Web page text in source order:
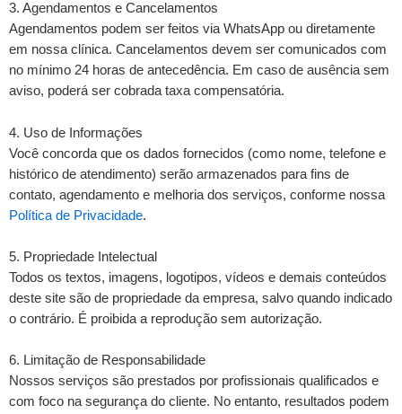
3. Agendamentos e Cancelamentos
Agendamentos podem ser feitos via WhatsApp ou diretamente
em nossa clínica. Cancelamentos devem ser comunicados com
no mínimo 24 horas de antecedência. Em caso de ausência sem
aviso, poderá ser cobrada taxa compensatória.
4. Uso de Informações
Você concorda que os dados fornecidos (como nome, telefone e
histórico de atendimento) serão armazenados para fins de
contato, agendamento e melhoria dos serviços, conforme nossa
Política de Privacidade.
5. Propriedade Intelectual
Todos os textos, imagens, logotipos, vídeos e demais conteúdos
deste site são de propriedade da empresa, salvo quando indicado
o contrário. É proibida a reprodução sem autorização.
6. Limitação de Responsabilidade
Nossos serviços são prestados por profissionais qualificados e
com foco na segurança do cliente. No entanto, resultados podem